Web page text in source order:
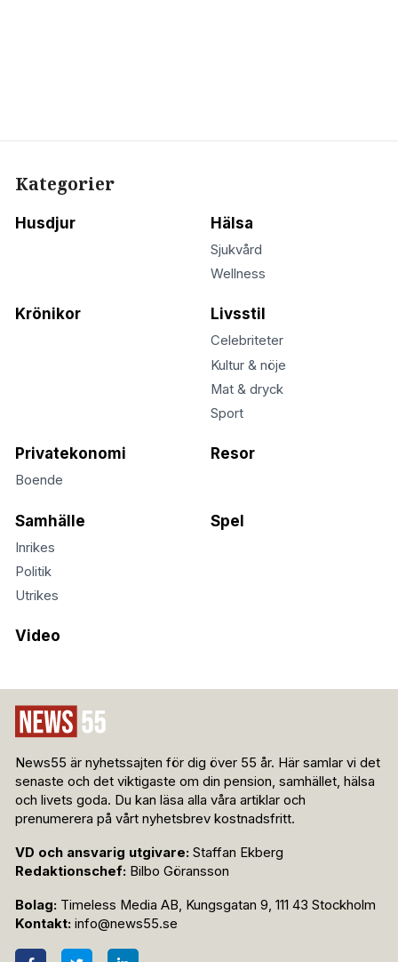
Kategorier
Husdjur Hälsa
Sjukvård
Wellness
Krönikor Livsstil
Celebriteter
Kultur & nöje
Mat & dryck
Sport
Privatekonomi
Boende
Resor
Samhälle
Inrikes
Politik
Utrikes
Spel
Video
News55 är nyhetssajten för dig över 55 år. Här samlar vi det
senaste och det viktigaste om din pension, samhället, hälsa
och livets goda. Du kan läsa alla våra artiklar och
prenumerera på vårt nyhetsbrev kostnadsfritt.
VD och ansvarig utgivare: Staffan Ekberg
Redaktionschef: Bilbo Göransson
Bolag: Timeless Media AB, Kungsgatan 9, 111 43 Stockholm
Kontakt: info@news55.se